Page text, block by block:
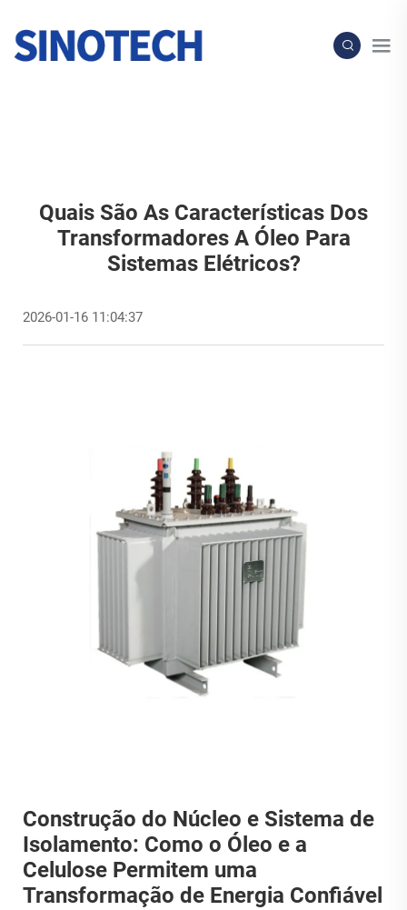
Quais São As Características Dos
Transformadores A Óleo Para
Sistemas Elétricos?
2026-01-16 11:04:37
Construção do Núcleo e Sistema de
Isolamento: Como o Óleo e a
Celulose Permitem uma
Transformação de Energia Confiável